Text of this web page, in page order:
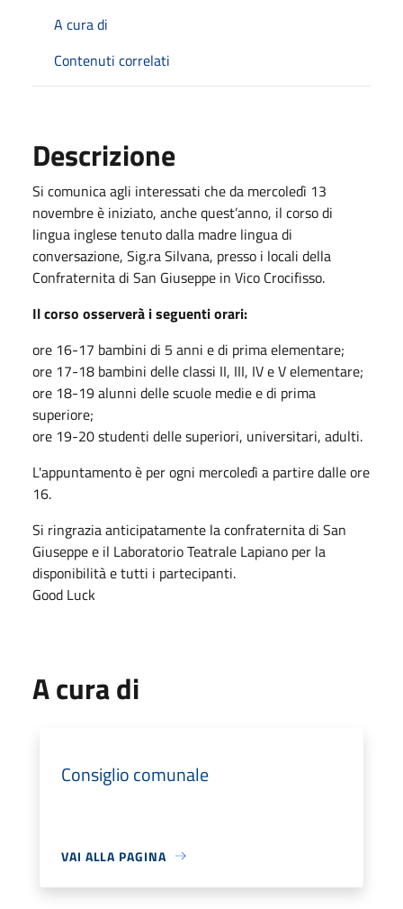
A cura di
Contenuti correlati
Descrizione
Si comunica agli interessati che da mercoledì 13
novembre è iniziato, anche quest’anno, il corso di
lingua inglese tenuto dalla madre lingua di
conversazione, Sig.ra Silvana, presso i locali della
Confraternita di San Giuseppe in Vico Crocifisso.
Il corso osserverà i seguenti orari:
ore 16-17 bambini di 5 anni e di prima elementare;
ore 17-18 bambini delle classi II, III, IV e V elementare;
ore 18-19 alunni delle scuole medie e di prima
superiore;
ore 19-20 studenti delle superiori, universitari, adulti.
L'appuntamento è per ogni mercoledì a partire dalle ore
16.
Si ringrazia anticipatamente la confraternita di San
Giuseppe e il Laboratorio Teatrale Lapiano per la
disponibilità e tutti i partecipanti.
Good Luck
A cura di
Consiglio comunale
VAI ALLA PAGINA